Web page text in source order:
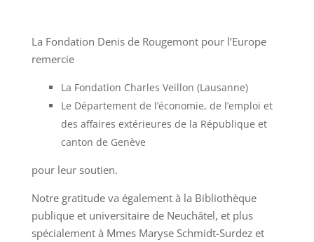
La Fondation Denis de Rougemont pour l’Europe
remercie
La Fondation Charles Veillon (Lausanne)
Le Département de l’économie, de l’emploi et
des affaires extérieures de la République et
canton de Genève
pour leur soutien.
Notre gratitude va également à la Bibliothèque
publique et universitaire de Neuchâtel, et plus
spécialement à Mmes Maryse Schmidt-Surdez et